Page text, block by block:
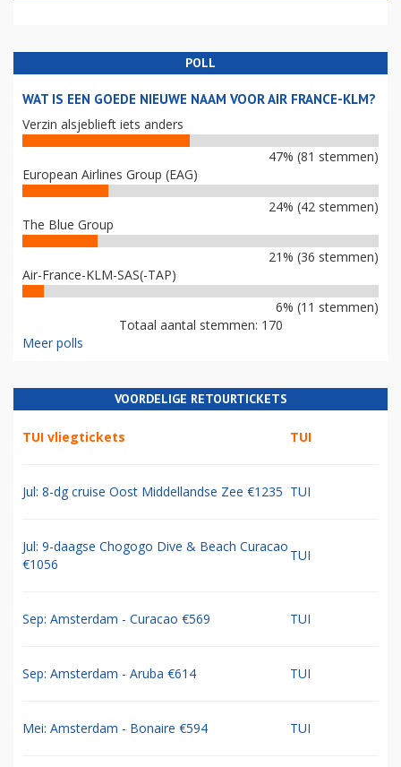
POLL
WAT IS EEN GOEDE NIEUWE NAAM VOOR AIR FRANCE-KLM?
Verzin alsjeblieft iets anders
47% (81 stemmen)
European Airlines Group (EAG)
24% (42 stemmen)
The Blue Group
21% (36 stemmen)
Air-France-KLM-SAS(-TAP)
6% (11 stemmen)
Totaal aantal stemmen: 170
Meer polls
VOORDELIGE RETOURTICKETS
TUI vliegtickets TUI
Jul: 8-dg cruise Oost Middellandse Zee €1235 TUI
Jul: 9-daagse Chogogo Dive & Beach Curacao
€1056
TUI
Sep: Amsterdam - Curacao €569 TUI
Sep: Amsterdam - Aruba €614 TUI
Mei: Amsterdam - Bonaire €594 TUI